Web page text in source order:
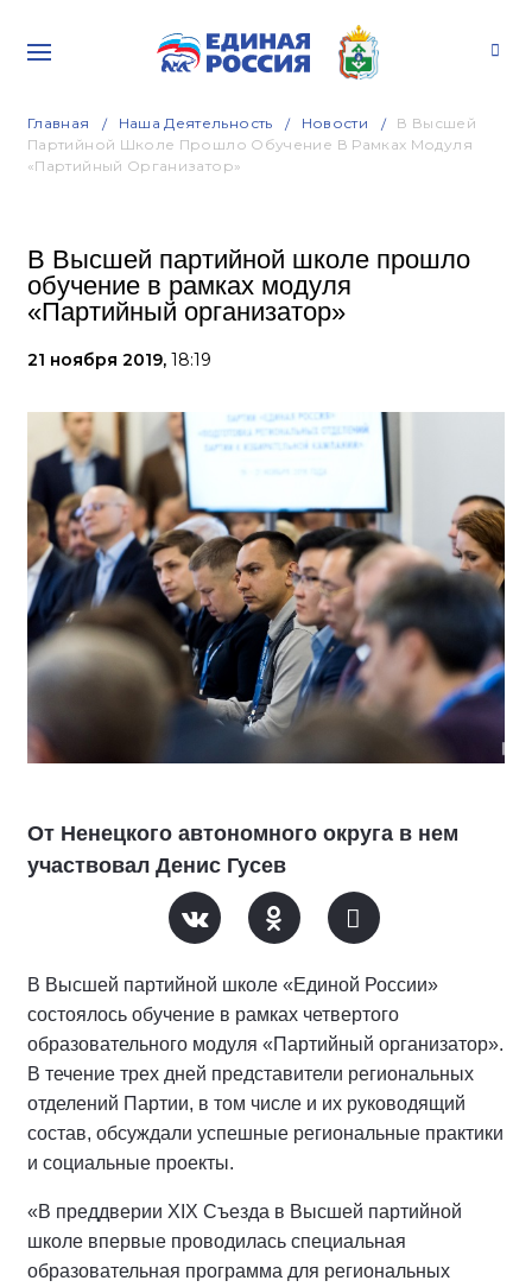
Главная Наша Деятельность Новости
В Высшей
Партийной Школе Прошло Обучение В Рамках Модуля
«Партийный Организатор»
В Высшей партийной школе прошло
обучение в рамках модуля
«Партийный организатор»
21 ноября 2019, 18:19
От Ненецкого автономного округа в нем
участвовал Денис Гусев
В Высшей партийной школе «Единой России»
состоялось обучение в рамках четвертого
образовательного модуля «Партийный организатор».
В течение трех дней представители региональных
отделений Партии, в том числе и их руководящий
состав, обсуждали успешные региональные практики
и социальные проекты.
«В преддверии XIX Съезда в Высшей партийной
школе впервые проводилась специальная
образовательная программа для региональных